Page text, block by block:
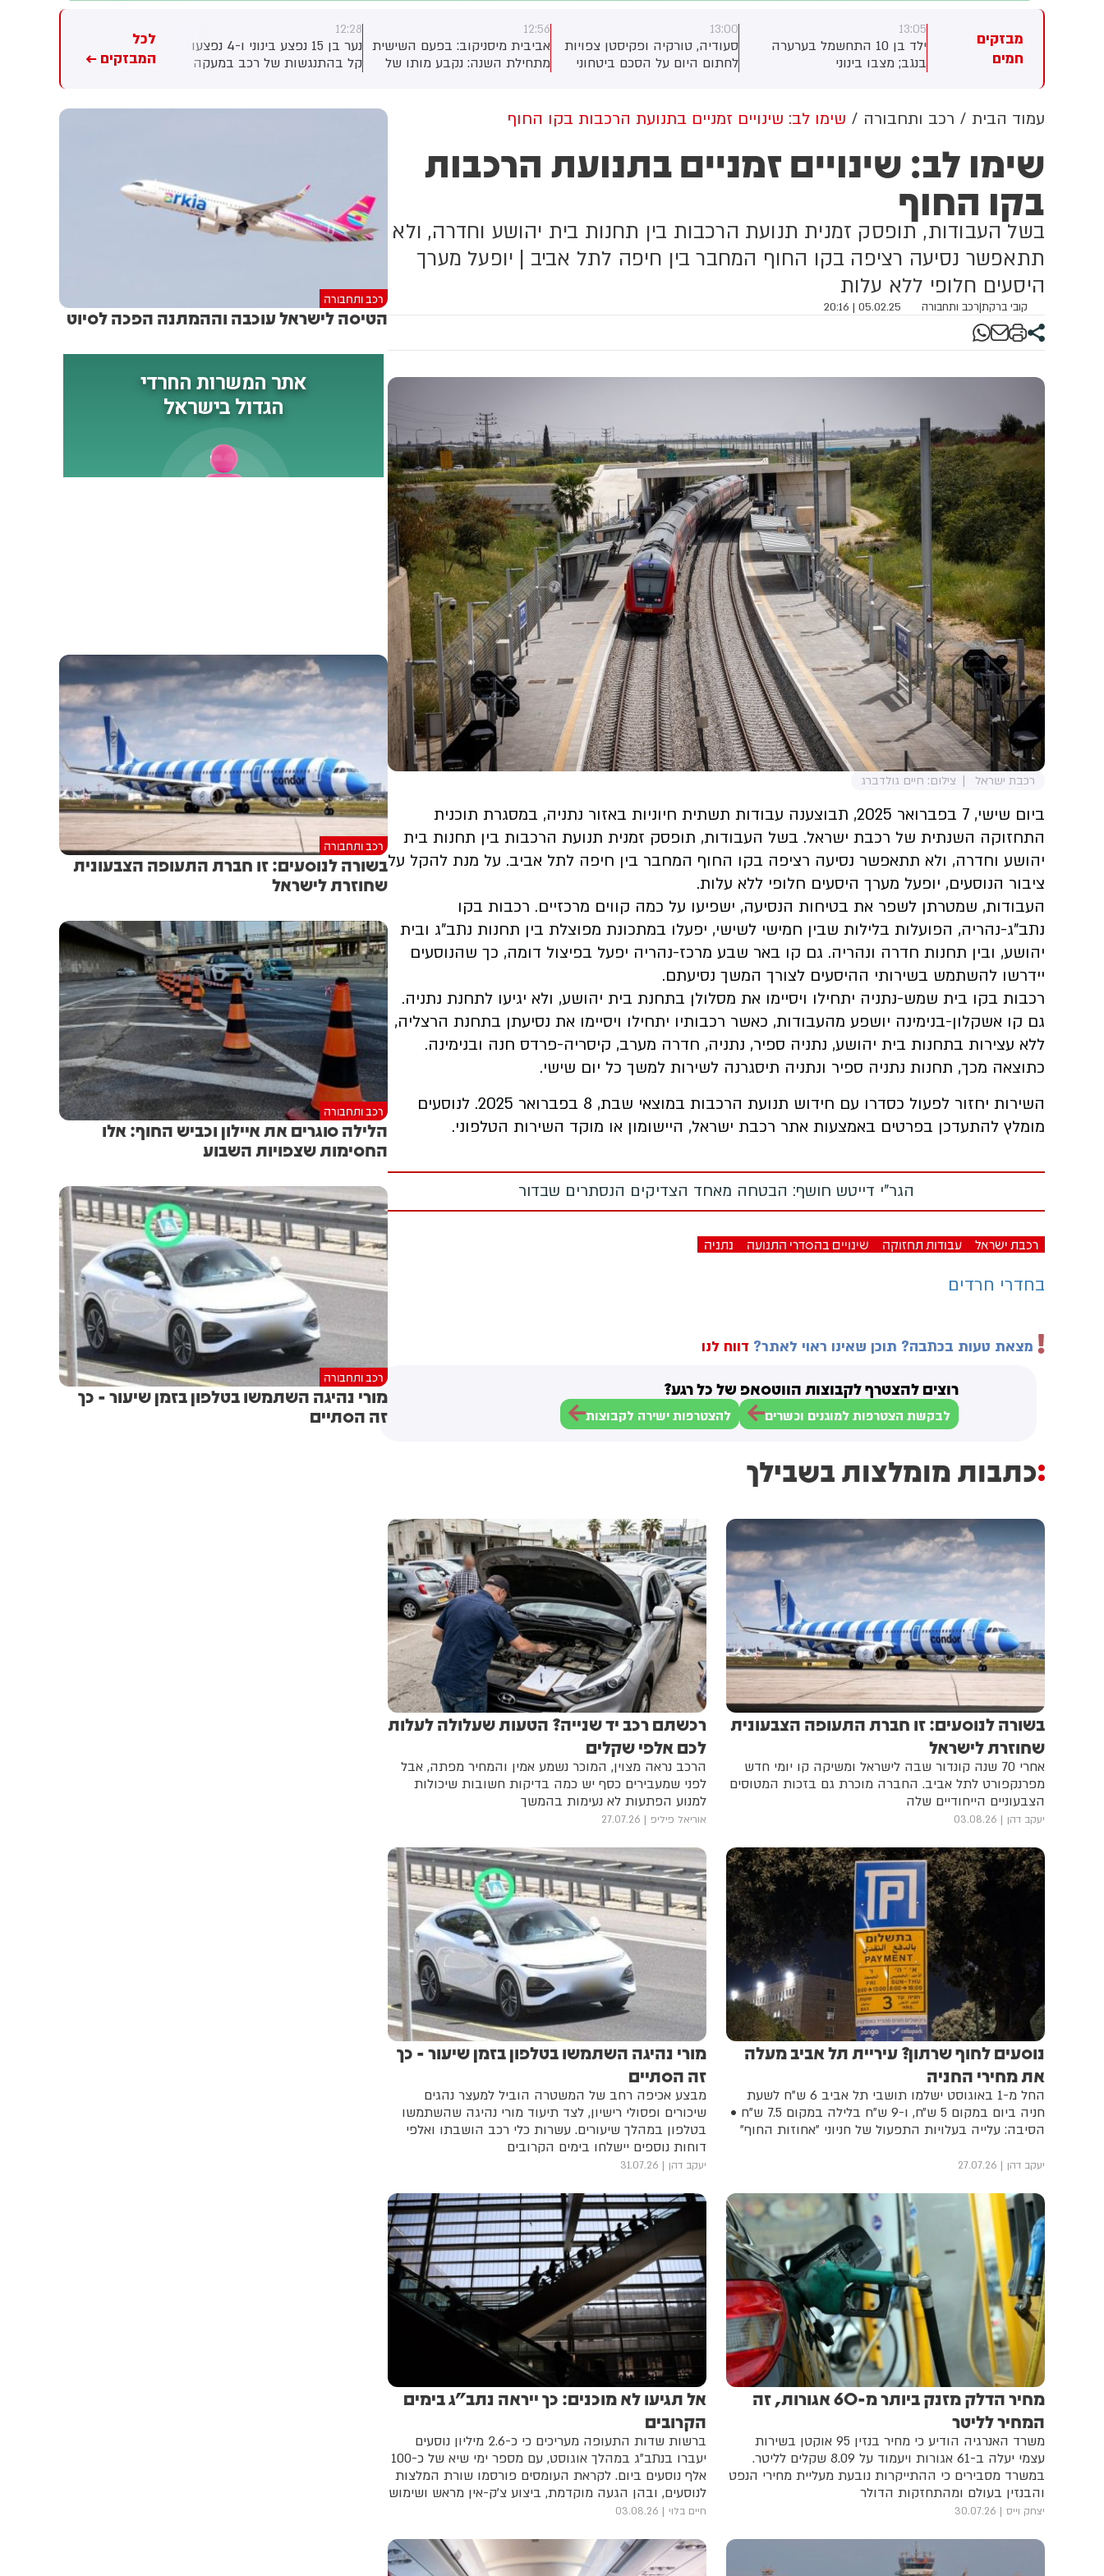
מבזקים
חמים
גורם ביטחוני טורקי, ההסכם
להיחתם בסעודיה במהלך
בין יורש העצר מוחמד בן
וראש ממשלת פקיסטן,
13:05
ילד בן 10 התחשמל בערערה
בנגב; מצבו בינוני
13:00
סעודיה, טורקיה ופקיסטן צפויות
לחתום היום על הסכם ביטחוני
ובפקיסטן. לפי גורם ביטחוני
העצר מוחמד בן סלמאן, נשיא
12:56
אביבית מיסניקוב: בפעם השישית
מתחילת השנה: נקבע מותו של
12:28
נער בן 15 נפצע בינוני ו-4 נפצעו
קל בהתנגשות של רכב במעקה
מיכאל שמש: שרי הממשלה
יקבלו סקירה ביטחונית בישיבה
שתתקיים ביום ראשון הקרוב
לכל
המבזקים ←
עמוד הבית רכב ותחבורה שימו לב: שינויים זמניים בתנועת הרכבות בקו החוף
שימו לב: שינויים זמניים בתנועת הרכבות
בקו החוף
בשל העבודות, תופסק זמנית תנועת הרכבות בין תחנות בית יהושע וחדרה, ולא
תתאפשר נסיעה רציפה בקו החוף המחבר בין חיפה לתל אביב | יופעל מערך
היסעים חלופי ללא עלות
קובי ברקת|רכב ותחבורה 05.02.25 | 20:16
רכבת ישראל צילום: חיים גולדברג
ביום שישי, 7 בפברואר 2025, תבוצענה עבודות תשתית חיוניות באזור נתניה, במסגרת תוכנית
התחזוקה השנתית של רכבת ישראל. בשל העבודות, תופסק זמנית תנועת הרכבות בין תחנות בית
יהושע וחדרה, ולא תתאפשר נסיעה רציפה בקו החוף המחבר בין חיפה לתל אביב. על מנת להקל על
ציבור הנוסעים, יופעל מערך היסעים חלופי ללא עלות.
העבודות, שמטרתן לשפר את בטיחות הנסיעה, ישפיעו על כמה קווים מרכזיים. רכבות בקו
נתב"ג-נהריה, הפועלות בלילות שבין חמישי לשישי, יפעלו במתכונת מפוצלת בין תחנות נתב"ג ובית
יהושע, ובין תחנות חדרה ונהריה. גם קו באר שבע מרכז-נהריה יפעל בפיצול דומה, כך שהנוסעים
יידרשו להשתמש בשירותי ההיסעים לצורך המשך נסיעתם.
רכבות בקו בית שמש-נתניה יתחילו ויסיימו את מסלולן בתחנת בית יהושע, ולא יגיעו לתחנת נתניה.
גם קו אשקלון-בנימינה יושפע מהעבודות, כאשר רכבותיו יתחילו ויסיימו את נסיעתן בתחנת הרצליה,
ללא עצירות בתחנות בית יהושע, נתניה ספיר, נתניה, חדרה מערב, קיסריה-פרדס חנה ובנימינה.
כתוצאה מכך, תחנות נתניה ספיר ונתניה תיסגרנה לשירות למשך כל יום שישי.
השירות יחזור לפעול כסדרו עם חידוש תנועת הרכבות במוצאי שבת, 8 בפברואר 2025. לנוסעים
מומלץ להתעדכן בפרטים באמצעות אתר רכבת ישראל, היישומון או מוקד השירות הטלפוני.
הגר"י דייטש חושף: הבטחה מאחד הצדיקים הנסתרים שבדור
רכבת ישראל עבודות תחזוקה שינויים בהסדרי התנועה נתניה
בחדרי חרדים
מצאת טעות בכתבה? תוכן שאינו ראוי לאתר? דווח לנו
רוצים להצטרף לקבוצות הווטסאפ של כל רגע?
לבקשת הצטרפות למוגנים וכשרים להצטרפות ישירה לקבוצות
כתבות מומלצות בשבילך
בשורה לנוסעים: זו חברת התעופה הצבעונית
שחוזרת לישראל
אחרי 70 שנה קונדור שבה לישראל ומשיקה קו יומי חדש
מפרנקפורט לתל אביב. החברה מוכרת גם בזכות המטוסים
הצבעוניים הייחודיים שלה
יעקב דהן 03.08.26
רכשתם רכב יד שנייה? הטעות שעלולה לעלות
לכם אלפי שקלים
הרכב נראה מצוין, המוכר נשמע אמין והמחיר מפתה, אבל
לפני שמעבירים כסף יש כמה בדיקות חשובות שיכולות
למנוע הפתעות לא נעימות בהמשך
אוריאל פיליפ 27.07.26
נוסעים לחוף שרתון? עיריית תל אביב מעלה
את מחירי החניה
החל מ-1 באוגוסט ישלמו תושבי תל אביב 6 ש"ח לשעת
חניה ביום במקום 5 ש״ח, ו-9 ש"ח בלילה במקום 7.5 ש"ח •
הסיבה: עלייה בעלויות התפעול של חניוני "אחוזות החוף"
יעקב דהן 27.07.26
מורי נהיגה השתמשו בטלפון בזמן שיעור - כך
זה הסתיים
מבצע אכיפה רחב של המשטרה הוביל למעצר נהגים
שיכורים ופסולי רישיון, לצד תיעוד מורי נהיגה שהשתמשו
בטלפון במהלך שיעורים. עשרות כלי רכב הושבתו ואלפי
דוחות נוספים יישלחו בימים הקרובים
יעקב דהן 31.07.26
מחיר הדלק מזנק ביותר מ-60 אגורות, זה
המחיר לליטר
משרד האנרגיה הודיע כי מחיר בנזין 95 אוקטן בשירות
עצמי יעלה ב-61 אגורות ויעמוד על 8.09 שקלים לליטר.
במשרד מסבירים כי ההתייקרות נובעת מעליית מחירי הנפט
והבנזין בעולם ומהתחזקות הדולר
יצחק וייס 30.07.26
אל תגיעו לא מוכנים: כך ייראה נתב"ג בימים
הקרובים
ברשות שדות התעופה מעריכים כי כ-2.6 מיליון נוסעים
יעברו בנתב”ג במהלך אוגוסט, עם מספר ימי שיא של כ-100
אלף נוסעים ביום. לקראת העומסים פורסמו שורת המלצות
לנוסעים, ובהן הגעה מוקדמת, ביצוע צ’ק-אין מראש ושימוש
בתחבורה ציבורית
חיים בלוי 03.08.26
רכב ותחבורה
הטיסה לישראל עוכבה וההמתנה הפכה לסיוט
רכב ותחבורה
בשורה לנוסעים: זו חברת התעופה הצבעונית
שחוזרת לישראל
רכב ותחבורה
הלילה סוגרים את איילון וכביש החוף: אלו
החסימות שצפויות השבוע
רכב ותחבורה
מורי נהיגה השתמשו בטלפון בזמן שיעור - כך
זה הסתיים